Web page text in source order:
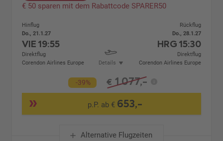
€ 50 sparen mit dem Rabattcode SPARER50
Hinflug
Do., 21.1.27
VIE19:55
Direktflug
Corendon Airlines Europe
Details
Rückflug
Do., 28.1.27
HRG 15:30
Direktflug
Corendon Airlines Europe
-39% € 1.077,-
p.P. ab € 653,-
Alternative Flugzeiten